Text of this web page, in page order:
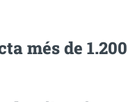
més de 1.200